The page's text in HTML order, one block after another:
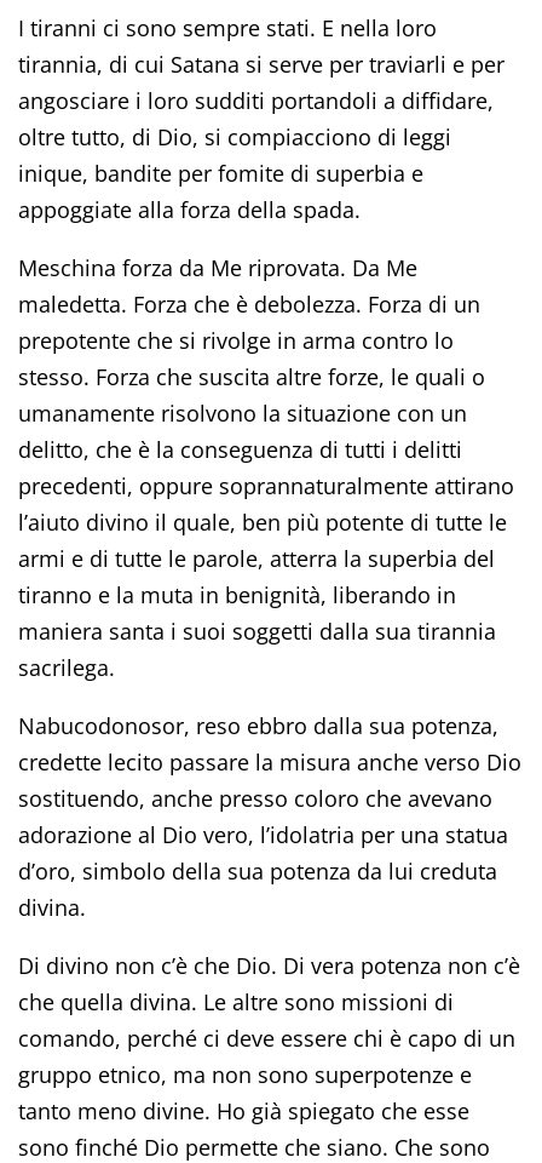
I tiranni ci sono sempre stati. E nella loro
tirannia, di cui Satana si serve per traviarli e per
angosciare i loro sudditi portandoli a diffidare,
oltre tutto, di Dio, si compiacciono di leggi
inique, bandite per fomite di superbia e
appoggiate alla forza della spada.
Meschina forza da Me riprovata. Da Me
maledetta. Forza che è debolezza. Forza di un
prepotente che si rivolge in arma contro lo
stesso. Forza che suscita altre forze, le quali o
umanamente risolvono la situazione con un
delitto, che è la conseguenza di tutti i delitti
precedenti, oppure soprannaturalmente attirano
l’aiuto divino il quale, ben più potente di tutte le
armi e di tutte le parole, atterra la superbia del
tiranno e la muta in benignità, liberando in
maniera santa i suoi soggetti dalla sua tirannia
sacrilega.
Nabucodonosor, reso ebbro dalla sua potenza,
credette lecito passare la misura anche verso Dio
sostituendo, anche presso coloro che avevano
adorazione al Dio vero, l’idolatria per una statua
d’oro, simbolo della sua potenza da lui creduta
divina.
Di divino non c’è che Dio. Di vera potenza non c’è
che quella divina. Le altre sono missioni di
comando, perché ci deve essere chi è capo di un
gruppo etnico, ma non sono superpotenze e
tanto meno divine. Ho già spiegato che esse
sono finché Dio permette che siano. Che sono